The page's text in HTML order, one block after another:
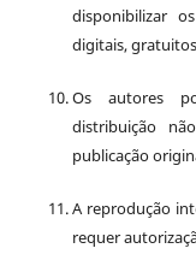
disponibilizar
digitais,
Os autores
distribuição
publicação
A reprodução
requer